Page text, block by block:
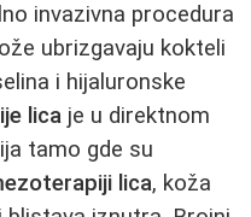
invazivna procedura
ubrizgavaju kokteli
i hijaluronske
lica je u direktnom
tamo gde su
lica, koža